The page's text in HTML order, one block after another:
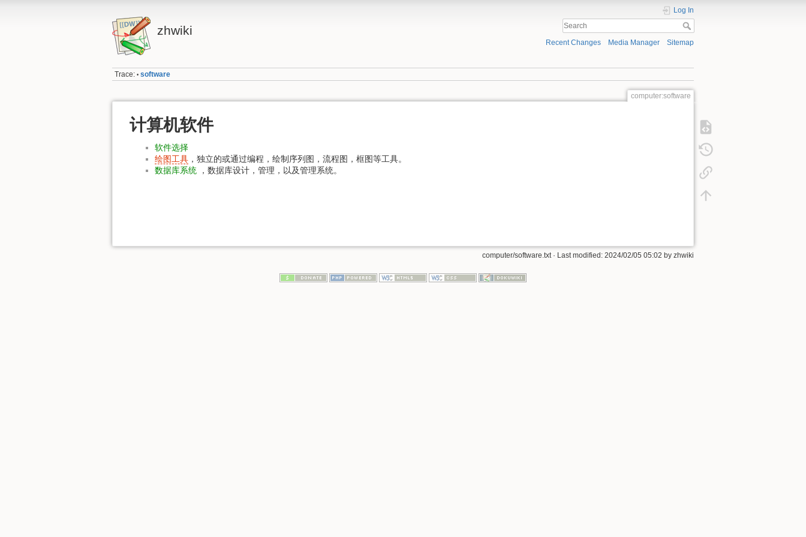
zhwiki
Log In
Recent Changes Media Manager Sitemap
Trace: • software
computer:software
计算机软件
软件选择
绘图工具 ，独立的或通过编程，绘制序列图，流程图，框图等工具。
数据库系统
，数据库设计，管理，以及管理系统。
computer/software.txt · Last modified: 2024/02/05 05:02 by zhwiki